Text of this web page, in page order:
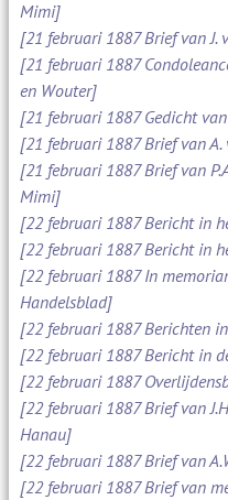
Mimi]
[21 februari 1887 Brief van J.
[21 februari 1887
en Wouter]
[21 februari 1887 Gedicht
[21 februari 1887 Brief van
[21 februari 1887 Brief van
Mimi]
[22 februari 1887 Bericht in
[22 februari 1887 Bericht in
[22 februari 1887 In
Handelsblad]
[22 februari 1887 Berichten
[22 februari 1887 Bericht in
[22 februari 1887
[22 februari 1887 Brief van
Hanau]
[22 februari 1887 Brief van
[22 februari 1887 Brief van